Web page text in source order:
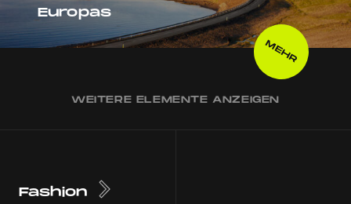
Europas
MEHR
WEITERE ELEMENTE ANZEIGEN
Fashion